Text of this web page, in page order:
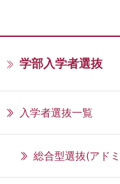
学部入学者選抜
入学者選抜一覧
総合型選抜(アド